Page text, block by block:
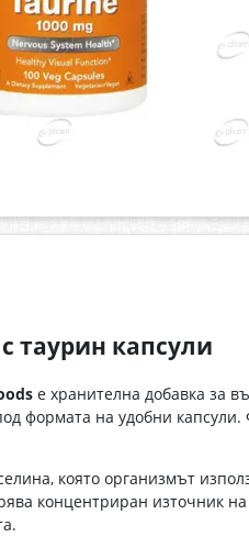
таурин капсули
е хранителна добавка за
формата на удобни
която организмът
концентриран източник